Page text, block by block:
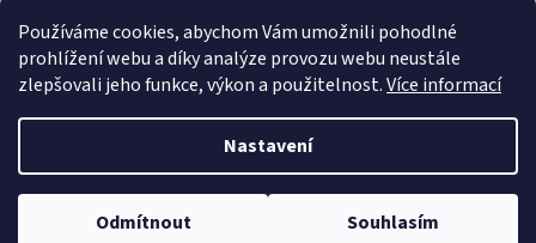
Používáme cookies, abychom Vám umožnili pohodlné
prohlížení webu a díky analýze provozu webu neustále
zlepšovali jeho funkce, výkon a použitelnost.Více informací
Nastavení
Odmítnout Souhlasím
Copyright 2026BezdratovePecky.cz. Všechna práva vyhrazena.Upravit